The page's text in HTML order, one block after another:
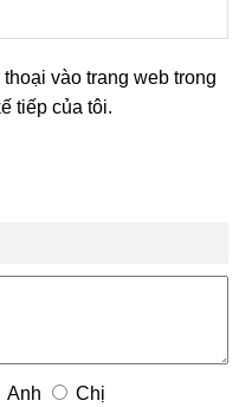
vào trang web trong
tiếp của tôi.
Anh Chị